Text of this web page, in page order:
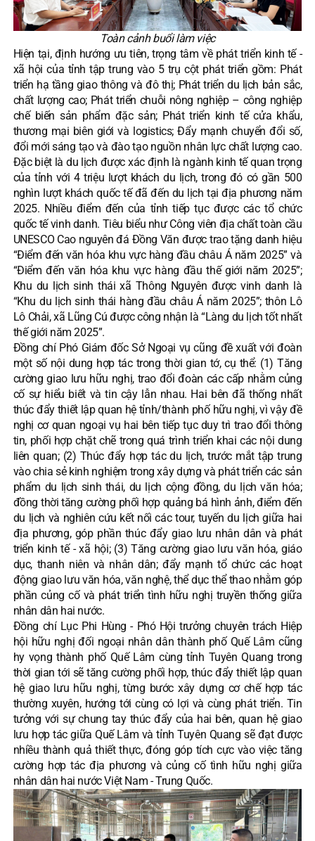
Toàn cảnh buổi làm việc
Hiện tại, định hướng ưu tiên, trọng tâm về phát triển kinh tế -
xã hội của tỉnh tập trung vào 5 trụ cột phát triển gồm: Phát
triển hạ tầng giao thông và đô thị; Phát triển du lịch bản sắc,
chất lượng cao; Phát triển chuỗi nông nghiệp – công nghiệp
chế biến sản phẩm đặc sản; Phát triển kinh tế cửa khẩu,
thương mại biên giới và logistics; Đẩy mạnh chuyển đổi số,
đổi mới sáng tạo và đào tạo nguồn nhân lực chất lượng cao.
Đặc biệt là du lịch được xác định là ngành kinh tế quan trọng
của tỉnh với 4 triệu lượt khách du lịch, trong đó có gần 500
nghìn lượt khách quốc tế đã đến du lịch tại địa phương năm
2025. Nhiều điểm đến của tỉnh tiếp tục được các tổ chức
quốc tế vinh danh. Tiêu biểu như Công viên địa chất toàn cầu
UNESCO Cao nguyên đá Đồng Văn được trao tặng danh hiệu
“Điểm đến văn hóa khu vực hàng đầu châu Á năm 2025” và
“Điểm đến văn hóa khu vực hàng đầu thế giới năm 2025”;
Khu du lịch sinh thái xã Thông Nguyên được vinh danh là
“Khu du lịch sinh thái hàng đầu châu Á năm 2025”; thôn Lô
Lô Chải, xã Lũng Cú được công nhận là “Làng du lịch tốt nhất
thế giới năm 2025”.
Đồng chí Phó Giám đốc Sở Ngoại vụ cũng đề xuất với đoàn
một số nội dung hợp tác trong thời gian tớ, cụ thể: (1) Tăng
cường giao lưu hữu nghị, trao đổi đoàn các cấp nhằm củng
cố sự hiểu biết và tin cậy lẫn nhau. Hai bên đã thống nhất
thúc đẩy thiết lập quan hệ tỉnh/thành phố hữu nghị, vì vậy đề
nghị cơ quan ngoại vụ hai bên tiếp tục duy trì trao đổi thông
tin, phối hợp chặt chẽ trong quá trình triển khai các nội dung
liên quan; (2) Thúc đẩy hợp tác du lịch, trước mắt tập trung
vào chia sẻ kinh nghiệm trong xây dựng và phát triển các sản
phẩm du lịch sinh thái, du lịch cộng đồng, du lịch văn hóa;
đồng thời tăng cường phối hợp quảng bá hình ảnh, điểm đến
du lịch và nghiên cứu kết nối các tour, tuyến du lịch giữa hai
địa phương, góp phần thúc đẩy giao lưu nhân dân và phát
triển kinh tế - xã hội; (3) Tăng cường giao lưu văn hóa, giáo
dục, thanh niên và nhân dân; đẩy mạnh tổ chức các hoạt
động giao lưu văn hóa, văn nghệ, thể dục thể thao nhằm góp
phần củng cố và phát triển tình hữu nghị truyền thống giữa
nhân dân hai nước.
Đồng chí Lục Phi Hùng - Phó Hội trưởng chuyên trách Hiệp
hội hữu nghị đối ngoại nhân dân thành phố Quế Lâm cũng
hy vọng thành phố Quế Lâm cùng tỉnh Tuyên Quang trong
thời gian tới sẽ tăng cường phối hợp, thúc đẩy thiết lập quan
hệ giao lưu hữu nghị, từng bước xây dựng cơ chế hợp tác
thường xuyên, hướng tới cùng có lợi và cùng phát triển. Tin
tưởng với sự chung tay thúc đẩy của hai bên, quan hệ giao
lưu hợp tác giữa Quế Lâm và tỉnh Tuyên Quang sẽ đạt được
nhiều thành quả thiết thực, đóng góp tích cực vào việc tăng
cường hợp tác địa phương và củng cố tình hữu nghị giữa
nhân dân hai nước Việt Nam - Trung Quốc.